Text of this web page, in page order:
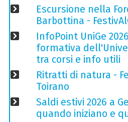
Escursione nella
Barbottina -
InfoPoint UniGe
formativa
tra corsi e info utili
Ritratti di natura -
Toirano
Saldi estivi 2026 a
quando iniziano e